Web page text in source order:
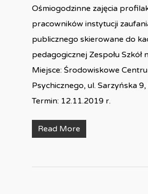
Ośmiogodzinne zajęcia
pracowników instytucji
publicznego skierowane do
pedagogicznej Zespołu Szkół
Miejsce: Środowiskowe
Psychicznego, ul. Sarzyńska 9,
Termin: 12.11.2019 r.
Read More